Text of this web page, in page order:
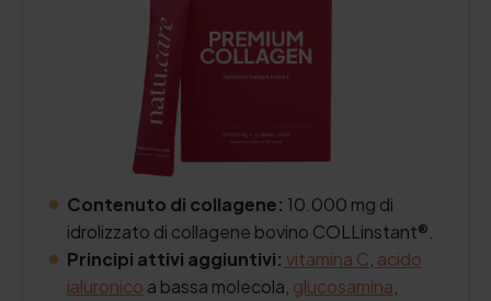
Contenuto di collagene: 10.000 mg di
idrolizzato di collagene bovino COLLinstant®.
Principi attivi aggiuntivi: vitamina C acido
ialuronico a bassa molecola, glucosamina